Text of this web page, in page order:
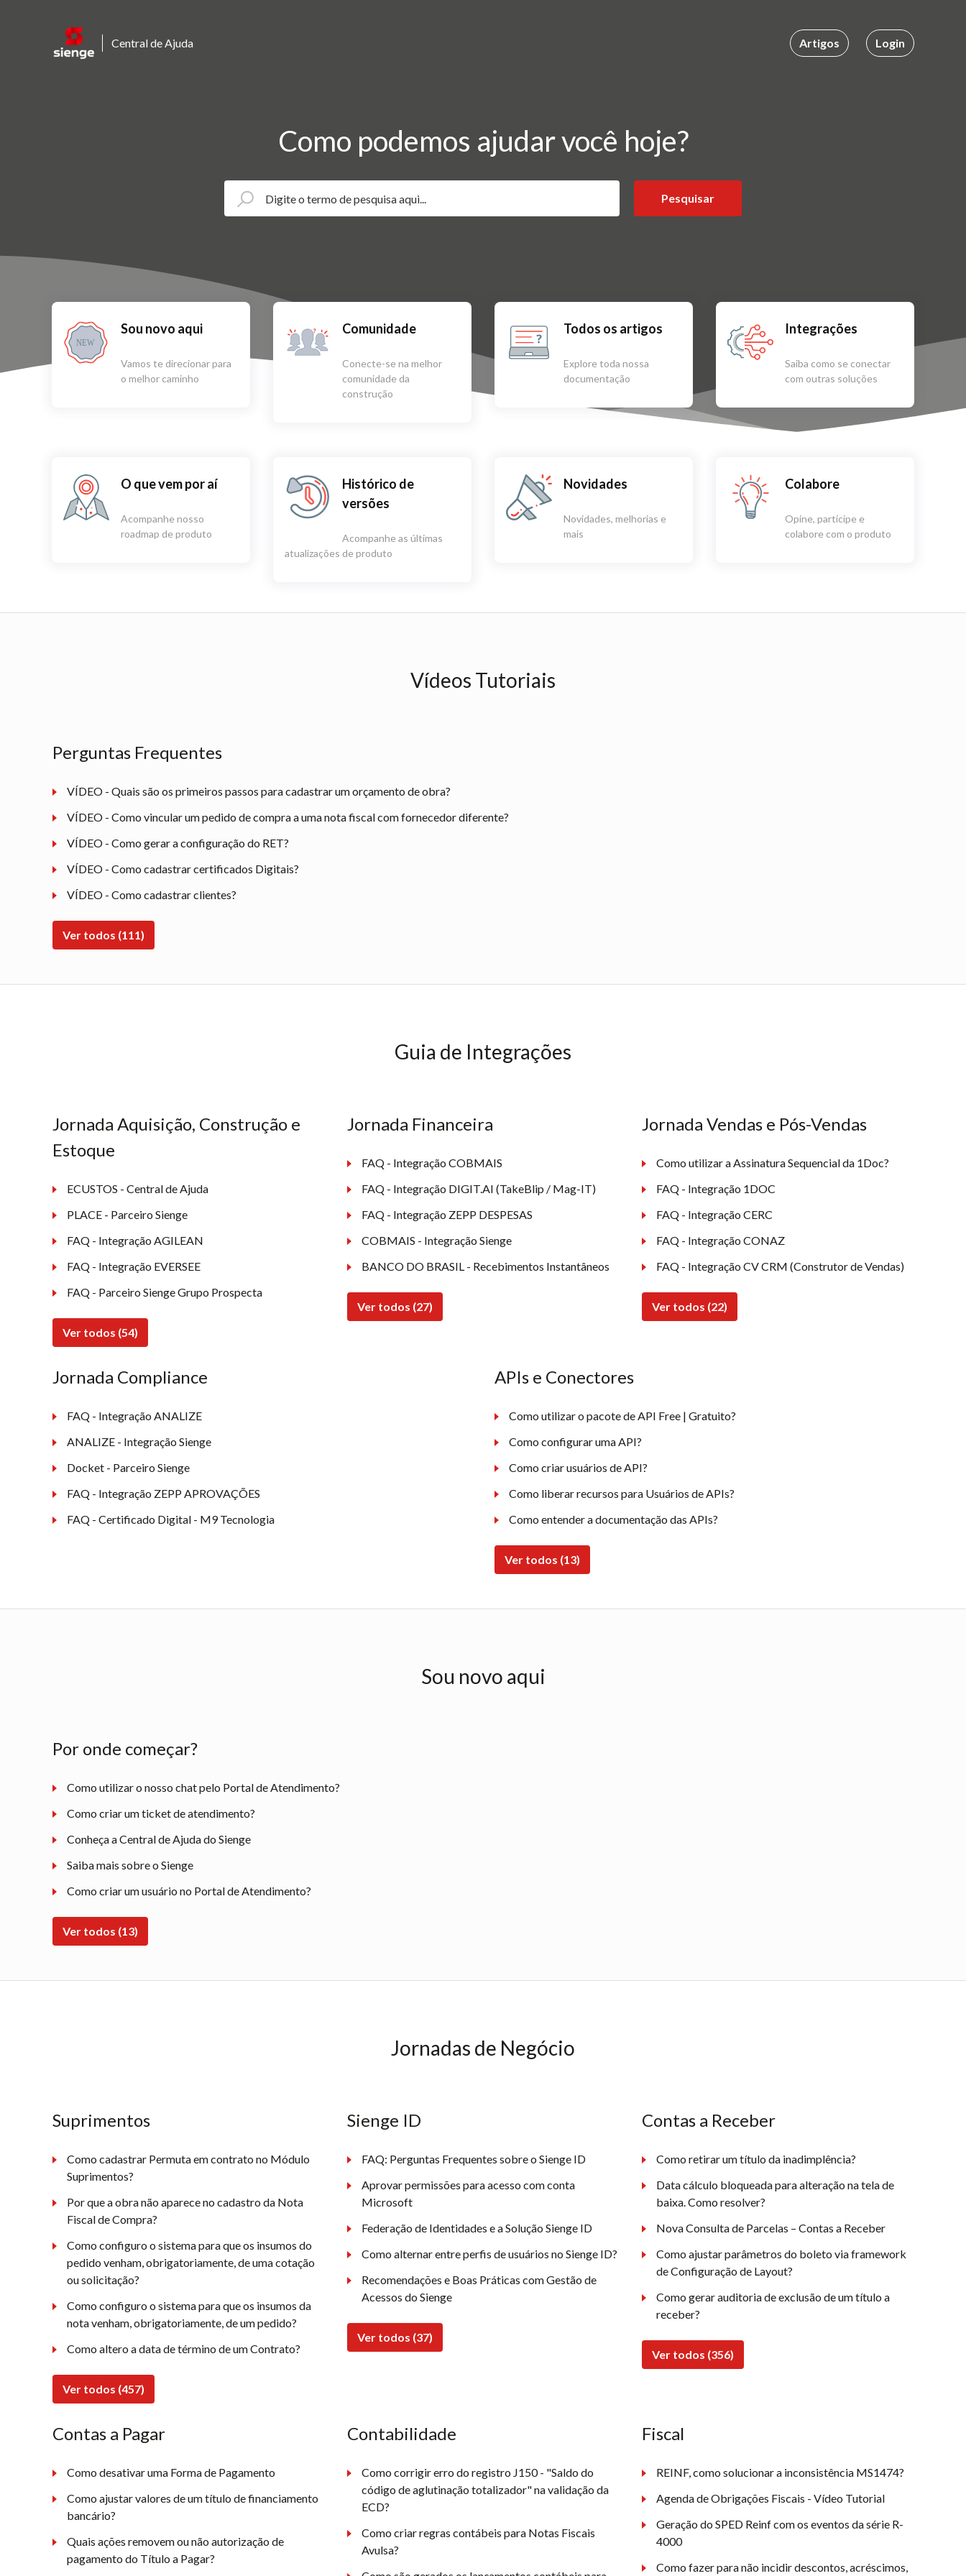
Central de Ajuda Artigos Login
Como podemos ajudar você hoje?
Pesquisar
NEW
Sou novo aqui
Vamos te direcionar para
o melhor caminho
Comunidade
Conecte-se na melhor
comunidade da
construção
Todos os artigos
Explore toda nossa
documentação
Integrações
Saiba como se conectar
com outras soluções
O que vem por aí
Acompanhe nosso
roadmap de produto
Histórico de
versões
Acompanhe as últimas
atualizações de produto
Novidades
Novidades, melhorias e
mais
Colabore
Opine, participe e
colabore com o produto
Vídeos Tutoriais
Perguntas Frequentes
VÍDEO - Quais são os primeiros passos para cadastrar um orçamento de obra?
VÍDEO - Como vincular um pedido de compra a uma nota fiscal com fornecedor diferente?
VÍDEO - Como gerar a configuração do RET?
VÍDEO - Como cadastrar certificados Digitais?
VÍDEO - Como cadastrar clientes?
Ver todos (111)
Guia de Integrações
Jornada Aquisição, Construção e
Estoque
ECUSTOS - Central de Ajuda
PLACE - Parceiro Sienge
FAQ - Integração AGILEAN
FAQ - Integração EVERSEE
FAQ - Parceiro Sienge Grupo Prospecta
Ver todos (54)
Jornada Financeira
FAQ - Integração COBMAIS
FAQ - Integração DIGIT.AI (TakeBlip / Mag-IT)
FAQ - Integração ZEPP DESPESAS
COBMAIS - Integração Sienge
BANCO DO BRASIL - Recebimentos Instantâneos
Ver todos (27)
Jornada Vendas e Pós-Vendas
Como utilizar a Assinatura Sequencial da 1Doc?
FAQ - Integração 1DOC
FAQ - Integração CERC
FAQ - Integração CONAZ
FAQ - Integração CV CRM (Construtor de Vendas)
Ver todos (22)
Jornada Compliance
FAQ - Integração ANALIZE
ANALIZE - Integração Sienge
Docket - Parceiro Sienge
FAQ - Integração ZEPP APROVAÇÕES
FAQ - Certificado Digital - M9 Tecnologia
APIs e Conectores
Como utilizar o pacote de API Free | Gratuito?
Como configurar uma API?
Como criar usuários de API?
Como liberar recursos para Usuários de APIs?
Como entender a documentação das APIs?
Ver todos (13)
Sou novo aqui
Por onde começar?
Como utilizar o nosso chat pelo Portal de Atendimento?
Como criar um ticket de atendimento?
Conheça a Central de Ajuda do Sienge
Saiba mais sobre o Sienge
Como criar um usuário no Portal de Atendimento?
Ver todos (13)
Jornadas de Negócio
Suprimentos
Como cadastrar Permuta em contrato no Módulo
Suprimentos?
Por que a obra não aparece no cadastro da Nota
Fiscal de Compra?
Como configuro o sistema para que os insumos do
pedido venham, obrigatoriamente, de uma cotação
ou solicitação?
Como configuro o sistema para que os insumos da
nota venham, obrigatoriamente, de um pedido?
Como altero a data de término de um Contrato?
Ver todos (457)
Sienge ID
FAQ: Perguntas Frequentes sobre o Sienge ID
Aprovar permissões para acesso com conta
Microsoft
Federação de Identidades e a Solução Sienge ID
Como alternar entre perfis de usuários no Sienge ID?
Recomendações e Boas Práticas com Gestão de
Acessos do Sienge
Ver todos (37)
Contas a Receber
Como retirar um título da inadimplência?
Data cálculo bloqueada para alteração na tela de
baixa. Como resolver?
Nova Consulta de Parcelas – Contas a Receber
Como ajustar parâmetros do boleto via framework
de Configuração de Layout?
Como gerar auditoria de exclusão de um título a
receber?
Ver todos (356)
Contas a Pagar
Como desativar uma Forma de Pagamento
Como ajustar valores de um título de financiamento
bancário?
Quais ações removem ou não autorização de
pagamento do Título a Pagar?
Contabilidade
Como corrigir erro do registro J150 - "Saldo do
código de aglutinação totalizador" na validação da
ECD?
Como criar regras contábeis para Notas Fiscais
Avulsa?
Fiscal
REINF, como solucionar a inconsistência MS1474?
Agenda de Obrigações Fiscais - Vídeo Tutorial
Geração do SPED Reinf com os eventos da série R-
4000
Como fazer para não incidir descontos, acréscimos,